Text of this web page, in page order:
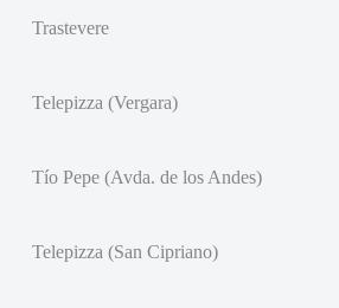
Trastevere
Telepizza (Vergara)
Tío Pepe (Avda. de los Andes)
Telepizza (San Cipriano)